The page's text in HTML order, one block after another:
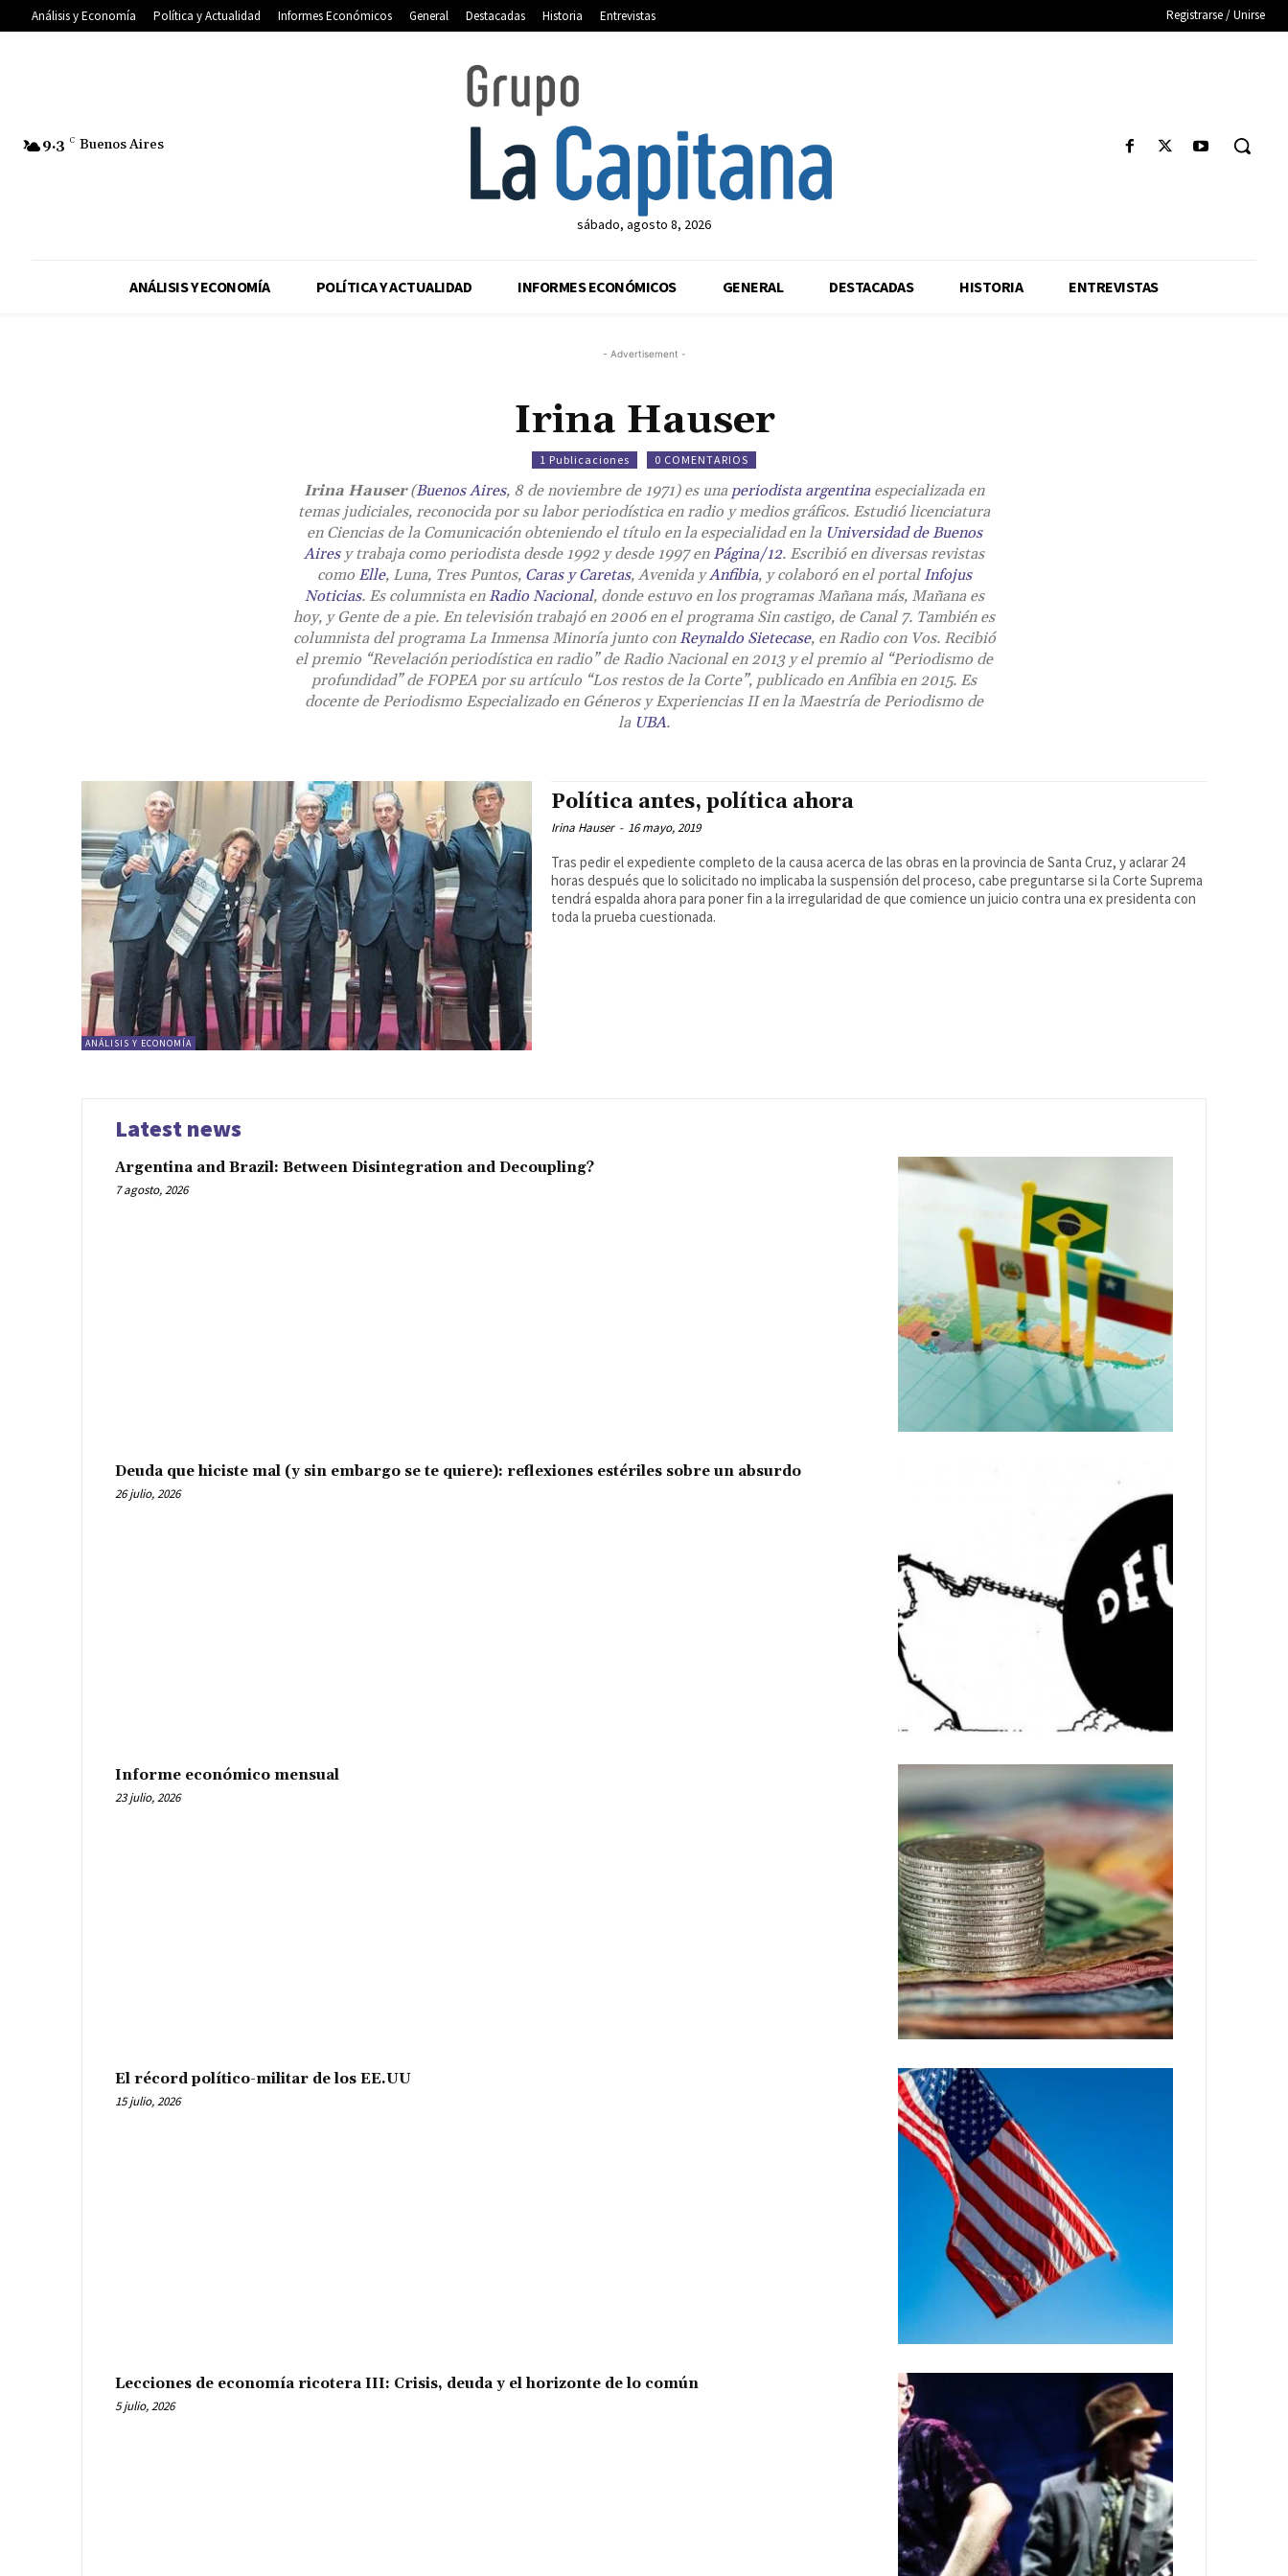
Análisis y Economía Política y Actualidad Informes Económicos General Destacadas Historia Entrevistas Registrarse / Unirse
9.3 C Buenos Aires
sábado, agosto 8, 2026
ANÁLISIS Y ECONOMÍA POLÍTICA Y ACTUALIDAD INFORMES ECONÓMICOS GENERAL DESTACADAS HISTORIA ENTREVISTAS
- Advertisement -
Irina Hauser
1 Publicaciones 0 COMENTARIOS
Irina Hauser(Buenos Aires, 8 de noviembre de 1971) es una periodista argentinaespecializada en
temas judiciales, reconocida por su labor periodística en radio y medios gráficos. Estudió licenciatura
en Ciencias de la Comunicación obteniendo el título en la especialidad en la Universidad de Buenos
Airesy trabaja como periodista desde 1992 y desde 1997 en Página/12. Escribió en diversas revistas
como Elle, Luna, Tres Puntos, Caras y Caretas, Avenida yAnfibia, y colaboró en el portal Infojus
Noticias. Es columnista en Radio Nacional, donde estuvo en los programas Mañana más, Mañana es
hoy, yGente de a pie. En televisión trabajó en 2006 en el programa Sin castigo, de Canal 7. También es
columnista del programa La Inmensa Minoríajunto con Reynaldo Sietecase, en Radio con Vos. Recibió
el premio “Revelación periodística en radio” de Radio Nacional en 2013 y el premio al “Periodismo de
profundidad” de FOPEA por su artículo “Los restos de la Corte”, publicado en Anfibia en 2015. Es
docente de Periodismo Especializado en Géneros y Experiencias II en la Maestría de Periodismo de
la UBA.
ANÁLISIS Y ECONOMÍA
Política antes, política ahora
Irina Hauser - 16 mayo, 2019
Tras pedir el expediente completo de la causa acerca de las obras en la provincia de Santa Cruz, y aclarar 24
horas después que lo solicitado no implicaba la suspensión del proceso, cabe preguntarse si la Corte Suprema
tendrá espalda ahora para poner fin a la irregularidad de que comience un juicio contra una ex presidenta con
toda la prueba cuestionada.
Latest news
Argentina and Brazil: Between Disintegration and Decoupling?
7 agosto, 2026
Deuda que hiciste mal (y sin embargo se te quiere): reflexiones estériles sobre un absurdo
26 julio, 2026
Informe económico mensual
23 julio, 2026
El récord político-militar de los EE.UU
15 julio, 2026
Lecciones de economía ricotera III: Crisis, deuda y el horizonte de lo común
5 julio, 2026